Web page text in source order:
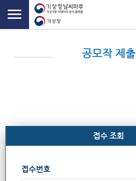
공모작 제출
접수 조회
접
수
접수번호